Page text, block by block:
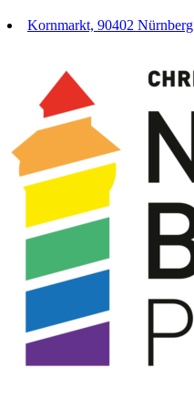
Kornmarkt, 90402 Nürnberg